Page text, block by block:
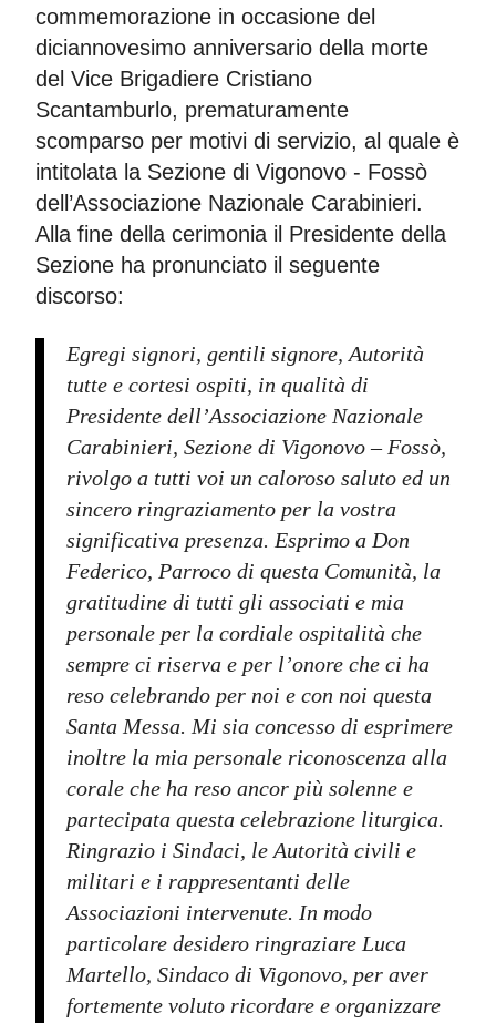
commemorazione in occasione del
diciannovesimo anniversario della morte
del Vice Brigadiere Cristiano
Scantamburlo, prematuramente
scomparso per motivi di servizio, al quale è
intitolata la Sezione di Vigonovo - Fossò
dell’Associazione Nazionale Carabinieri.
Alla fine della cerimonia il Presidente della
Sezione ha pronunciato il seguente
discorso:
Egregi signori, gentili signore, Autorità
tutte e cortesi ospiti, in qualità di
Presidente dell’Associazione Nazionale
Carabinieri, Sezione di Vigonovo – Fossò,
rivolgo a tutti voi un caloroso saluto ed un
sincero ringraziamento per la vostra
significativa presenza. Esprimo a Don
Federico, Parroco di questa Comunità, la
gratitudine di tutti gli associati e mia
personale per la cordiale ospitalità che
sempre ci riserva e per l’onore che ci ha
reso celebrando per noi e con noi questa
Santa Messa. Mi sia concesso di esprimere
inoltre la mia personale riconoscenza alla
corale che ha reso ancor più solenne e
partecipata questa celebrazione liturgica.
Ringrazio i Sindaci, le Autorità civili e
militari e i rappresentanti delle
Associazioni intervenute. In modo
particolare desidero ringraziare Luca
Martello, Sindaco di Vigonovo, per aver
fortemente voluto ricordare e organizzare